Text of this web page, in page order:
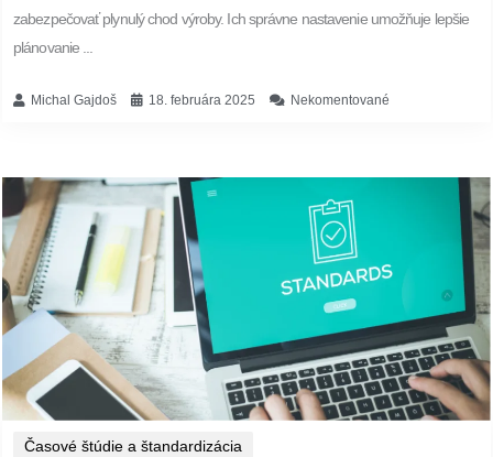
zabezpečovať plynulý chod výroby. Ich správne nastavenie umožňuje lepšie
plánovanie ...
Michal Gajdoš 18. februára 2025 Nekomentované
Časové štúdie a štandardizácia